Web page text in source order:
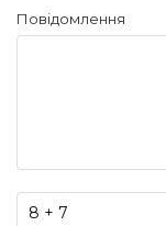
Повідомлення